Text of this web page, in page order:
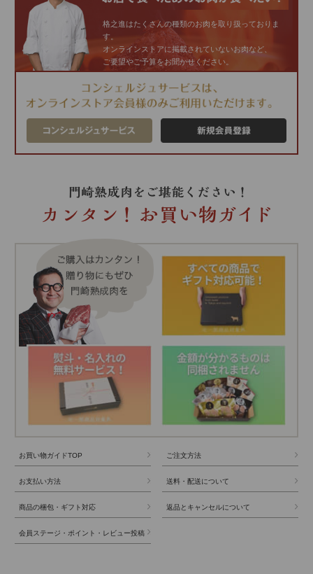
格之進はたくさんの種類のお肉を取り扱っておりま
す。
オンラインストアに掲載されていないお肉など、
ご要望やご予算をお聞かせください。
お買い物ガイドTOP ご注文方法
お支払い方法 送料・配送について
商品の梱包・ギフト対応 返品とキャンセルについて
会員ステージ・ポイント・レビュー投稿